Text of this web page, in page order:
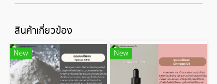
สินค้าเกี่ยวข้อง
New New